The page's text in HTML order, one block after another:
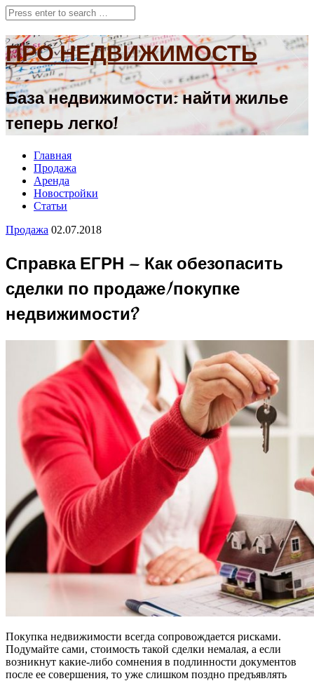
ПРО НЕДВИЖИМОСТЬ
База недвижимости: найти жилье
теперь легко!
Главная
Продажа
Аренда
Новостройки
Статьи
Продажа 02.07.2018
Справка ЕГРН — Как обезопасить
сделки по продаже/покупке
недвижимости?
Покупка недвижимости всегда сопровождается рисками.
Подумайте сами, стоимость такой сделки немалая, а если
возникнут какие-либо сомнения в подлинности документов
после ее совершения, то уже слишком поздно предъявлять